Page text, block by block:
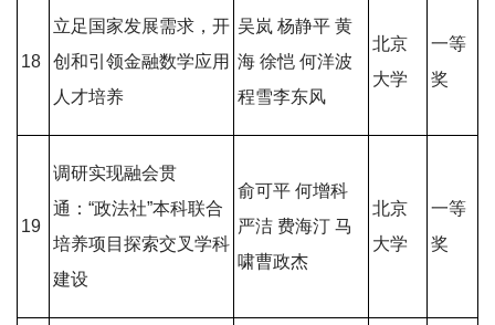
18
立足国家发展需求，开
创和引领金融数学应用
人才培养
吴岚 杨静平 黄
海 徐恺 何洋波
程雪李东风
北京
大学
一等
奖
19
调研实现融会贯
通：“政法社”本科联合
培养项目探索交叉学科
建设
俞可平 何增科
严洁 费海汀 马
啸曹政杰
北京
大学
一等
奖